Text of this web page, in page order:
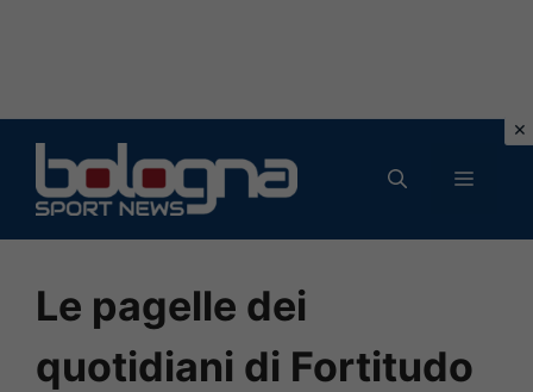
contenuto
MENU
Le pagelle dei
quotidiani di Fortitudo